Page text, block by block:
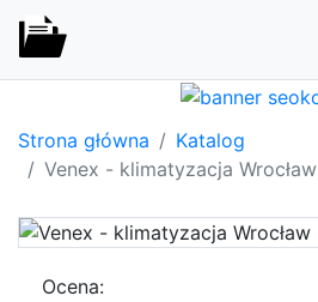
Strona główna
Katalog
Venex - klimatyzacja Wrocław
Ocena: